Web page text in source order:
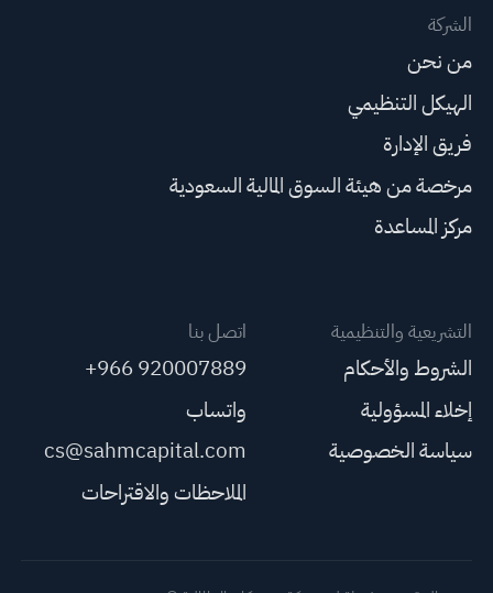
الشركة
من نحن
الهيكل التنظيمي
فريق الإدارة
مرخصة من هيئة السوق المالية السعودية
مركز المساعدة
التشريعية والتنظيمية
الشروط والأحكام
إخلاء المسؤولية
سياسة الخصوصية
اتصل بنا
+966 920007889
واتساب
cs@sahmcapital.com
الملاحظات والاقتراحات